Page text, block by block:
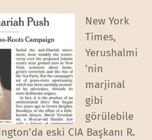
New York
Times,
Yerushalmi
’nin
marjinal
gibi
görülebile
eski CIA Başkanı R.